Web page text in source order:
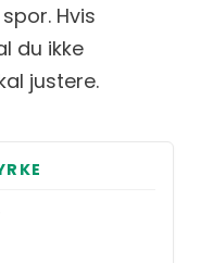
Hvis
du ikke
justere.